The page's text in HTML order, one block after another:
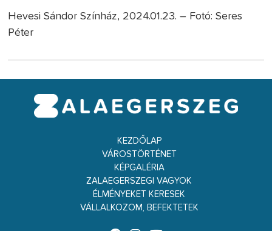
Hevesi Sándor Színház, 2024.01.23. – Fotó: Seres
Péter
KEZDŐLAP
VÁROSTÖRTÉNET
KÉPGALÉRIA
ZALAEGERSZEGI VAGYOK
ÉLMÉNYEKET KERESEK
VÁLLALKOZOM, BEFEKTETEK